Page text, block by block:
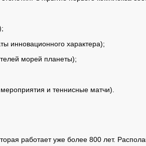
инновационного характера);
морей планеты);
и теннисные матчи).
работает уже более 800 лет.